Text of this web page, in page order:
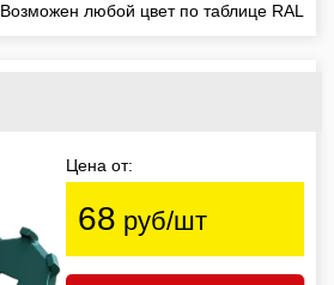
Возможен любой цвет по таблице RAL
Цена от:
68 руб/шт